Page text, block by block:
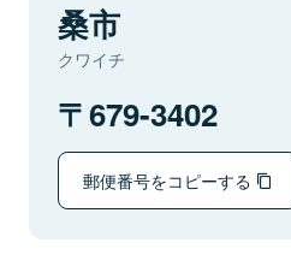
桑市
クワイチ
679-3402
郵便番号をコピーする